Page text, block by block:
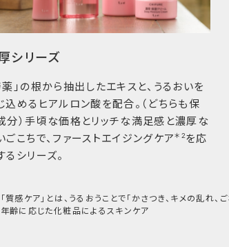
シリーズ
薬」の根から抽出したエキスと、うるおいを
込めるヒアルロン酸を配合。（どちらも保
分）手頃な価格とリッチな満足感と濃厚な
ごこちで、ファーストエイジングケア＊2を応
るシリーズ。
「質感ケア」とは、うるおうことで「かさつき、キメの乱れ
年齢に応じた化粧品によるスキンケア